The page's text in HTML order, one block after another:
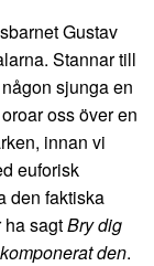
Gustav
Stannar till
sjunga en
oss över en
innan vi
euforisk
den faktiska
ha sagtBry dig
den.